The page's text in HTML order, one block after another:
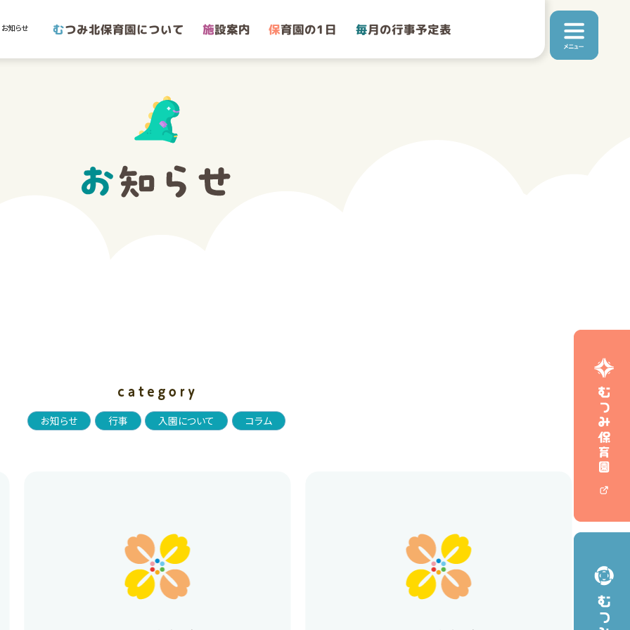
知らせ むつみ北保育園について 施設案内 保育園の1日 毎月の行事予定表
お知らせ 行事 入園について コラム